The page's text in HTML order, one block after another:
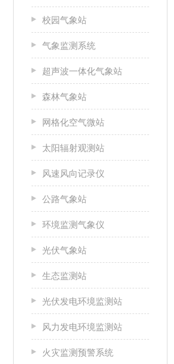
校园气象站
气象监测系统
超声波一体化气象站
森林气象站
网格化空气微站
太阳辐射观测站
风速风向记录仪
公路气象站
环境监测气象仪
光伏气象站
生态监测站
光伏发电环境监测站
风力发电环境监测站
火灾监测预警系统